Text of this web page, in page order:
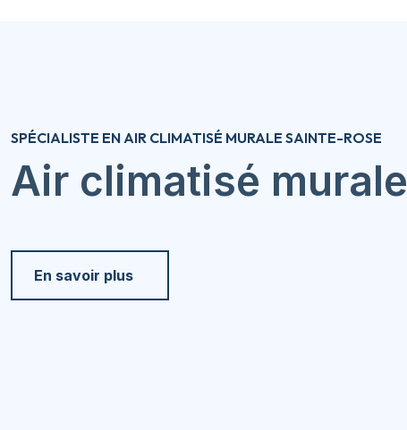
SPÉCIALISTE EN AIR CLIMATISÉ MURALE SAINTE-ROSE
Air climatisé murale
En savoir plus